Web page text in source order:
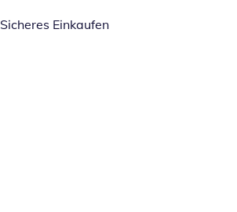
Sicheres Einkaufen